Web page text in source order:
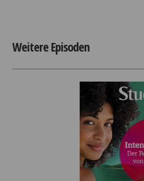
Weitere Episoden